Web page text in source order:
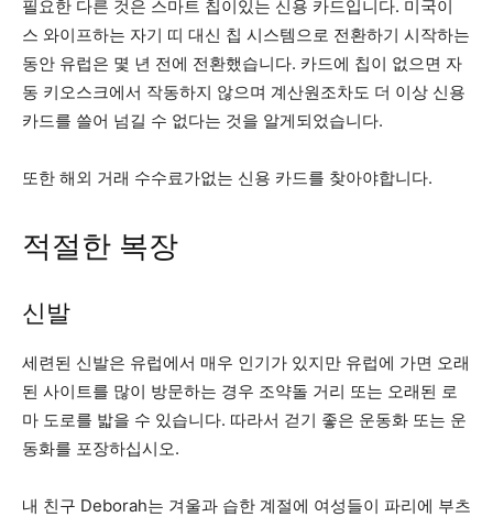
필요한 다른 것은 스마트 칩이있는 신용 카드입니다. 미국이
스 와이프하는 자기 띠 대신 칩 시스템으로 전환하기 시작하는
동안 유럽은 몇 년 전에 전환했습니다. 카드에 칩이 없으면 자
동 키오스크에서 작동하지 않으며 계산원조차도 더 이상 신용
카드를 쓸어 넘길 수 없다는 것을 알게되었습니다.
또한 해외 거래 수수료가없는 신용 카드를 찾아야합니다.
적절한 복장
신발
세련된 신발은 유럽에서 매우 인기가 있지만 유럽에 가면 오래
된 사이트를 많이 방문하는 경우 조약돌 거리 또는 오래된 로
마 도로를 밟을 수 있습니다. 따라서 걷기 좋은 운동화 또는 운
동화를 포장하십시오.
내 친구 Deborah는 겨울과 습한 계절에 여성들이 파리에 부츠